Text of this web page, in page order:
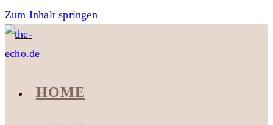
Zum Inhalt springen
HOME